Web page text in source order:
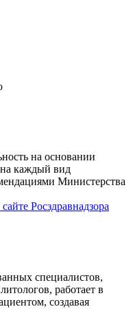
на основании
каждый вид
Министерства
сайте Росздравнадзора
специалистов,
работает в
создавая